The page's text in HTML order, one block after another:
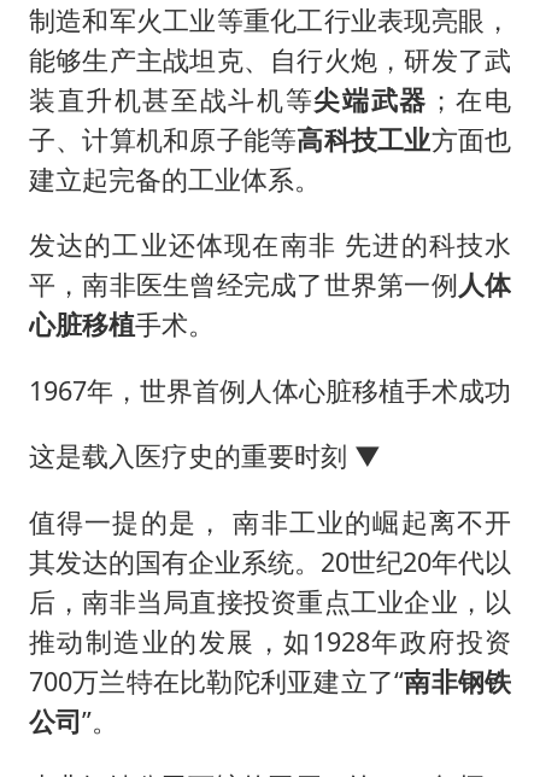
制造和军火工业等重化工行业表现亮眼，
能够生产主战坦克、自行火炮，研发了武
装直升机甚至战斗机等尖端武器 ；在电
子、计算机和原子能等高科技工业方面也
建立起完备的工业体系。
发达的工业还体现在南非 先进的科技水
平，南非医生曾经完成了世界第一例人体
心脏移植手术。
1967年，世界首例人体心脏移植手术成功
这是载入医疗史的重要时刻 ▼
值得一提的是， 南非工业的崛起离不开
其发达的国有企业系统。20世纪20年代以
后，南非当局直接投资重点工业企业，以
推动制造业的发展，如1928年政府投资
700万兰特在比勒陀利亚建立了“南非钢铁
公司”。